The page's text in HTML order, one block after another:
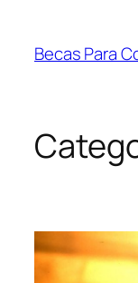
contenido
Becas Para